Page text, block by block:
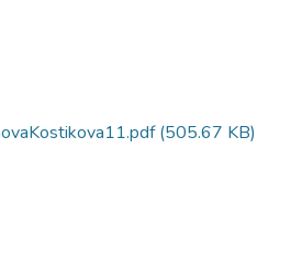
(505.67 KB)